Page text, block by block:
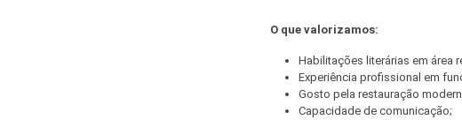
O que valorizamos:
Habilitações literárias em área
Experiência profissional em
Gosto pela restauração
Capacidade de comunicação;